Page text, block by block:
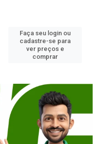
Faça seu login ou
cadastre-se para
ver preços e
comprar